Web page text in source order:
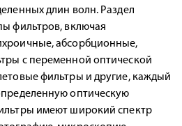
длин волн. Раздел
фильтров, включая
абсорбционные,
с переменной оптической
фильтры и другие, каждый
оптическую
имеют широкий спектр